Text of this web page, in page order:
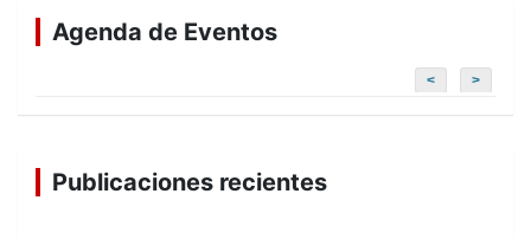
Agenda de Eventos
< >
Publicaciones recientes